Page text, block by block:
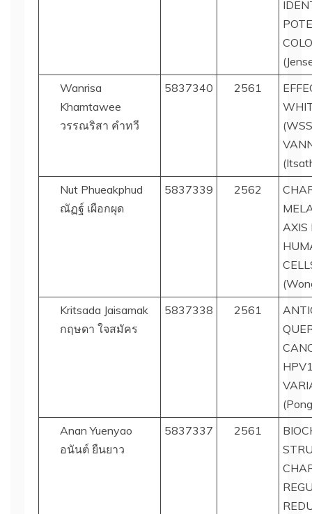
Wanrisa
Khamtawee
วรรณริสา คำทวี
5837340 2561
Nut Phueakphud
ณัฏฐ์ เผือกผุด
5837339 2562
AXIS
Kritsada Jaisamak
กฤษดา ใจสมัคร
5837338 2561
Anan Yuenyao
อนันต์ ยืนยาว
5837337 2561